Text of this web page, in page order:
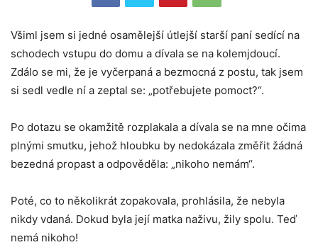
Všiml jsem si jedné osamělejší útlejší starší paní sedící na
schodech vstupu do domu a dívala se na kolemjdoucí.
Zdálo se mi, že je vyčerpaná a bezmocná z postu, tak jsem
si sedl vedle ní a zeptal se: „potřebujete pomoct?“.
Po dotazu se okamžitě rozplakala a dívala se na mne očima
plnými smutku, jehož hloubku by nedokázala změřit žádná
bezedná propast a odpověděla: „nikoho nemám“.
Poté, co to několikrát zopakovala, prohlásila, že nebyla
nikdy vdaná. Dokud byla její matka naživu, žily spolu. Teď
nemá nikoho!